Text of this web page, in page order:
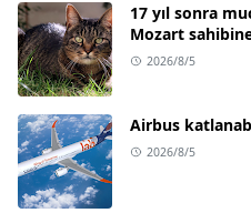
17 yıl sonra
Mozart
2026/8/5
Airbus
2026/8/5